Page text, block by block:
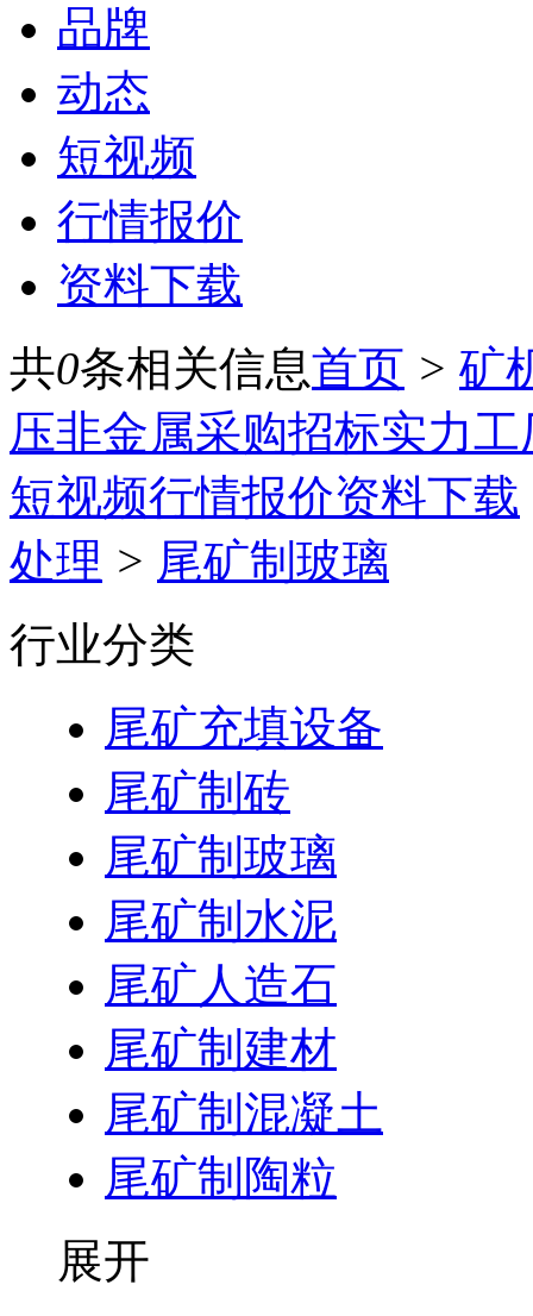
品牌
动态
短视频
行情报价
资料下载
共0条相关信息首页 > 矿
压非金属采购招标实力工
短视频行情报价资料下载
处理 > 尾矿制玻璃
行业分类
尾矿充填设备
尾矿制砖
尾矿制玻璃
尾矿制水泥
尾矿人造石
尾矿制建材
尾矿制混凝土
尾矿制陶粒
展开